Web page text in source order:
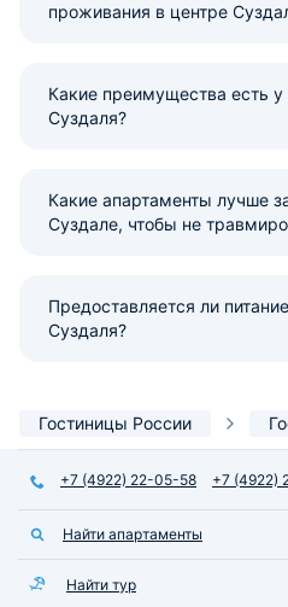
проживания в центре
Какие преимущества есть у
Суздаля?
Какие апартаменты лучше
Суздале, чтобы не
Предоставляется ли
Суздаля?
Гостиницы России
+7 (4922) 22-05-58 +7 (4922)
Найти апартаменты
Найти тур